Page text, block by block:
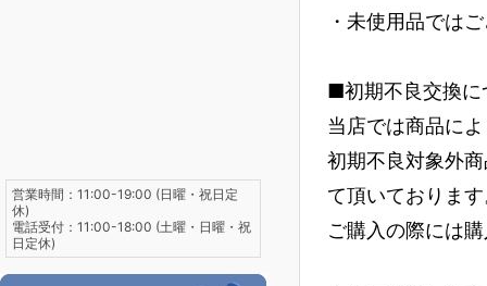
・未使用品では
■初期不良交換に
当店では商品に
初期不良対象外
て頂いておりま
ご購入の際には
営業時間：11:00-19:00 (日曜・祝日定
休)
電話受付：11:00-18:00 (土曜・日曜・祝
日定休)